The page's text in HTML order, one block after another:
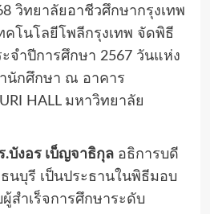
วิทยาลัยอาชีวศึกษากรุงเทพ
คโนโลยีโพลีกรุงเทพ จัดพิธี
จำปีการศึกษา 2567 วันแห่ง
นักศึกษา ณ อาคาร
HALL มหาวิทยาลัย
.บังอร เบ็ญจาธิกุลอธิการบดี
นบุรี เป็นประธานในพิธีมอบ
สำเร็จการศึกษาระดับ